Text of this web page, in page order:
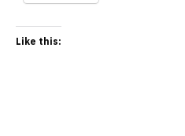
Like this: